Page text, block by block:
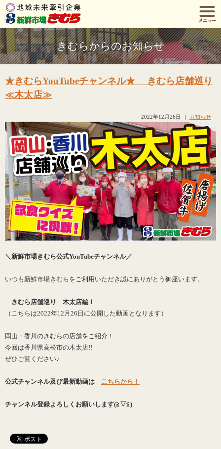
きむらからのお知らせ
★きむらYouTubeチャンネル★ きむら店舗巡り
≪木太店≫
2022年12月26日 ｜ お知らせ
＼新鮮市場きむら公式YouTubeチャンネル／
いつも新鮮市場きむらをご利用いただき誠にありがとう御座います。
きむら店舗巡り 木太店編！
（こちらは2022年12月26日に公開した動画となります）
岡山・香川のきむらの店舗をご紹介！
今回は香川県高松市の木太店!!
ぜひご覧ください♪
公式チャンネル及び最新動画は こちらから！
チャンネル登録よろしくお願いします(≧▽≦)